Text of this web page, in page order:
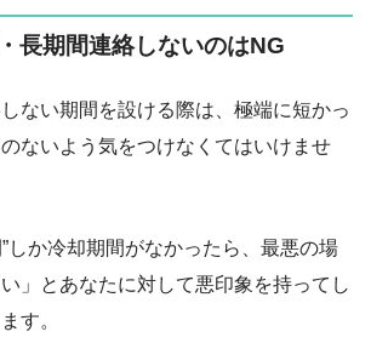
長期間連絡しないのはNG
ない期間を設ける際は、極端に短かっ
ないよう気をつけなくてはいけませ
”しか冷却期間がなかったら、最悪の場
」とあなたに対して悪印象を持ってし
す。